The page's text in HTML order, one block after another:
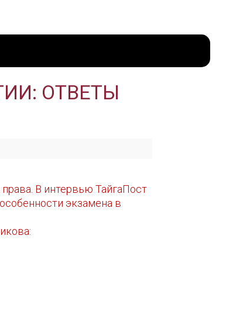
ОТВЕТЫ
В интервью ТайгаПост
экзамена в